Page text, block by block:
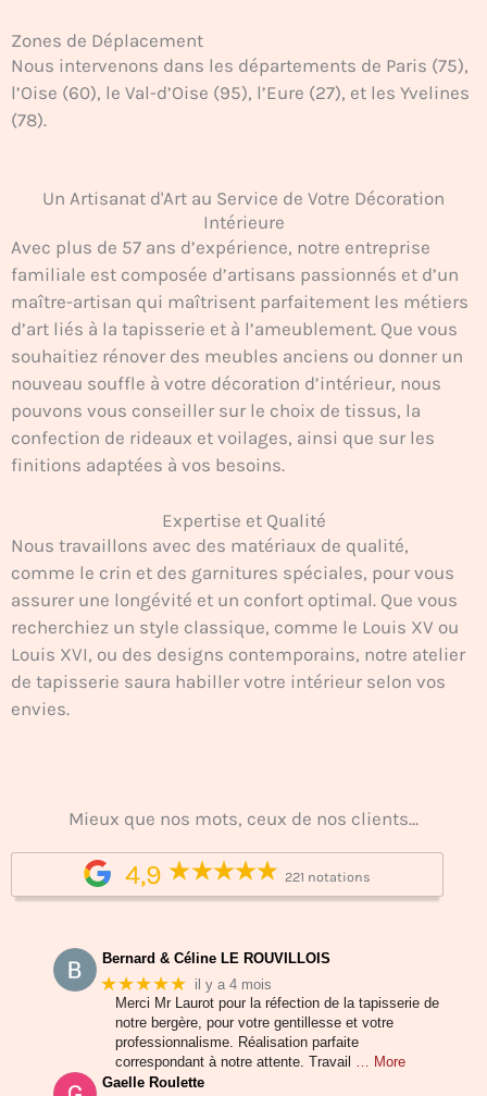
Zones de Déplacement
Nous intervenons dans les départements de Paris (75),
l’Oise (60), le Val-d’Oise (95), l’Eure (27), et les Yvelines
(78).
Un Artisanat d'Art au Service de Votre Décoration
Intérieure
Avec plus de 57 ans d’expérience, notre entreprise
familiale est composée d’artisans passionnés et d’un
maître-artisan qui maîtrisent parfaitement les métiers
d’art liés à la tapisserie et à l’ameublement. Que vous
souhaitiez rénover des meubles anciens ou donner un
nouveau souffle à votre décoration d’intérieur, nous
pouvons vous conseiller sur le choix de tissus, la
confection de rideaux et voilages, ainsi que sur les
finitions adaptées à vos besoins.
Expertise et Qualité
Nous travaillons avec des matériaux de qualité,
comme le crin et des garnitures spéciales, pour vous
assurer une longévité et un confort optimal. Que vous
recherchiez un style classique, comme le Louis XV ou
Louis XVI, ou des designs contemporains, notre atelier
de tapisserie saura habiller votre intérieur selon vos
envies.
Mieux que nos mots, ceux de nos clients...
4,9 221 notations
Bernard & Céline LE ROUVILLOIS
★★★★★ il y a 4 mois
Merci Mr Laurot pour la réfection de la tapisserie de
notre bergère, pour votre gentillesse et votre
professionnalisme. Réalisation parfaite
correspondant à notre attente. Travail … More
Gaelle Roulette